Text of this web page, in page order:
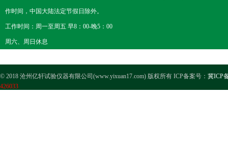
作时间，中国大陆法定节假日除外。
工作时间：周一至周五 早8：00-晚5：00
周六、周日休息
© 2018 沧州亿轩试验仪器有限公司(www.yixuan17.com) 版权所有 ICP备案号： 冀ICP
426033